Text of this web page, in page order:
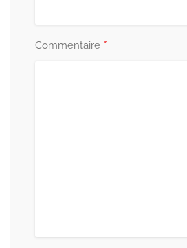
Commentaire *